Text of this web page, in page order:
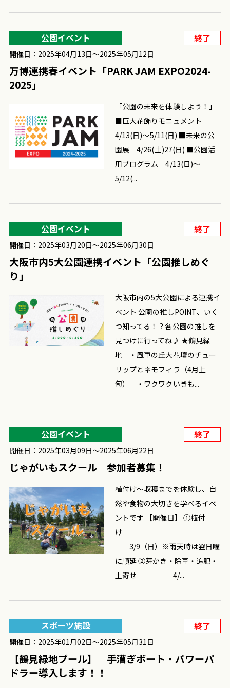
「公園の未来を体験しよう！」
■巨大花飾りモニュメント
4/13(日)～5/11(日) ■未来の公
園展 4/26(土)27(日) ■公園活
用プログラム 4/13(日)～
5/12(...
公園イベント 終了
開催日：2025年04月13日〜2025年05月12日
万博連携春イベント「PARK JAM EXPO2024-
2025」
大阪市内の5大公園による連携イ
ベント 公園の推しPOINT、いく
つ知ってる！？各公園の推しを
見つけに行ってね♪ ★鶴見緑
地 ・風車の丘大花壇のチュー
リップとネモフィラ（4月上
旬） ・ワクワクいきも...
公園イベント 終了
開催日：2025年03月20日〜2025年06月30日
大阪市内5大公園連携イベント「公園推しめぐ
り」
植付け～収穫までを体験し、自
然や食物の大切さを学べるイベ
ントです 【開催日】 ①植付
け
3/9（日）※雨天時は翌日曜
に順延 ②芽かき・除草・追肥・
土寄せ 4/...
公園イベント 終了
開催日：2025年03月09日〜2025年06月22日
じゃがいもスクール 参加者募集！
スポーツ施設 終了
開催日：2025年01月02日〜2025年05月31日
【鶴見緑地プール】 手漕ぎボート・パワーパ
ドラー導入します！！